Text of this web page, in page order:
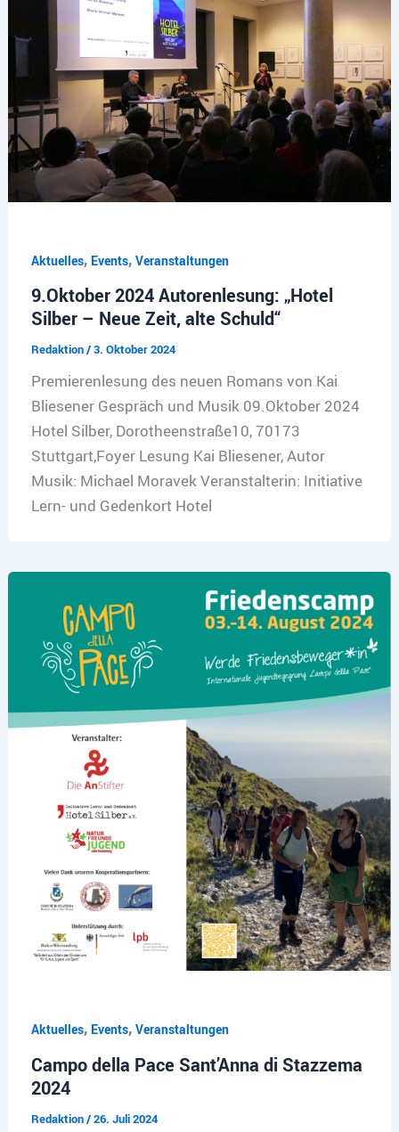
Aktuelles, Events, Veranstaltungen
9.Oktober 2024 Autorenlesung: „Hotel
Silber – Neue Zeit, alte Schuld“
Redaktion/3. Oktober 2024
Premierenlesung des neuen Romans von Kai
Bliesener Gespräch und Musik 09.Oktober 2024
Hotel Silber, Dorotheenstraße10, 70173
Stuttgart,Foyer Lesung Kai Bliesener, Autor
Musik: Michael Moravek Veranstalterin: Initiative
Lern- und Gedenkort Hotel
Aktuelles, Events, Veranstaltungen
Campo della Pace Sant’Anna di Stazzema
2024
Redaktion/26. Juli 2024